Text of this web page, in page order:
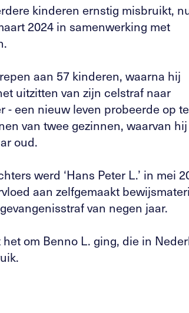
kinderen ernstig misbruikt,
2024 in samenwerking met
aan 57 kinderen, waarna hij
uitzitten van zijn celstraf naar
- een nieuw leven probeerde op te
van twee gezinnen, waarvan
oud.
werd ‘Hans Peter L.’ in mei
aan zelfgemaakt
van negen jaar.
om Benno L. ging, die in